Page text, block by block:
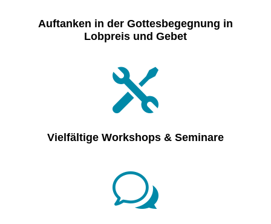
Auftanken in der Gottesbegegnung in
Lobpreis und Gebet

Vielfältige Workshops & Seminare
w